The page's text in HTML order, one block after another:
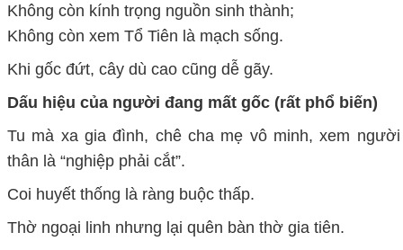
Không còn kính trọng nguồn sinh thành;
Không còn xem Tổ Tiên là mạch sống.
Khi gốc đứt, cây dù cao cũng dễ gãy.
Dấu hiệu của người đang mất gốc (rất phổ biến)
Tu mà xa gia đình, chê cha mẹ vô minh, xem người
thân là “nghiệp phải cắt”.
Coi huyết thống là ràng buộc thấp.
Thờ ngoại linh nhưng lại quên bàn thờ gia tiên.